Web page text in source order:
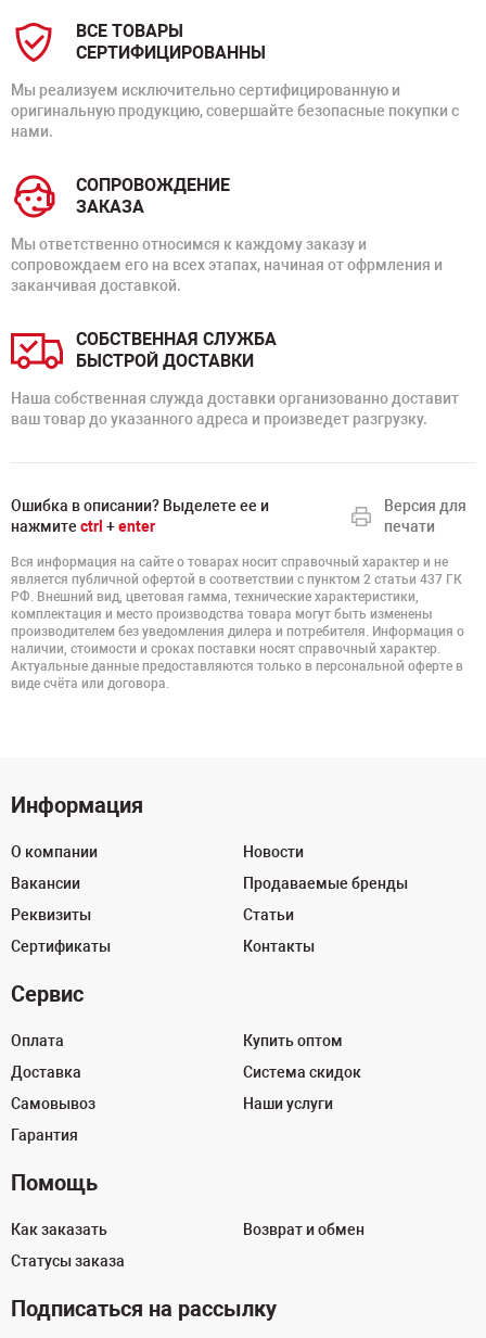
ВСЕ ТОВАРЫ
СЕРТИФИЦИРОВАННЫ
Мы реализуем исключительно сертифицированную и
оригинальную продукцию, совершайте безопасные покупки с
нами.
СОПРОВОЖДЕНИЕ
ЗАКАЗА
Мы ответственно относимся к каждому заказу и
сопровождаем его на всех этапах, начиная от офрмления и
заканчивая доставкой.
СОБСТВЕННАЯ СЛУЖБА
БЫСТРОЙ ДОСТАВКИ
Наша собственная служда доставки организованно доставит
ваш товар до указанного адреса и произведет разгрузку.
Ошибка в описании? Выделете ее и
нажмите ctrl +enter
Версия для
печати
Вся информация на сайте о товарах носит справочный характер и не
является публичной офертой в соответствии с пунктом 2 статьи 437 ГК
РФ. Внешний вид, цветовая гамма, технические характеристики,
комплектация и место производства товара могут быть изменены
производителем без уведомления дилера и потребителя. Информация о
наличии, стоимости и сроках поставки носят справочный характер.
Актуальные данные предоставляются только в персональной оферте в
виде счёта или договора.
Информация
О компании
Вакансии
Реквизиты
Сертификаты
Новости
Продаваемые бренды
Статьи
Контакты
Сервис
Оплата
Доставка
Самовывоз
Гарантия
Купить оптом
Система скидок
Наши услуги
Помощь
Как заказать
Статусы заказа
Возврат и обмен
Подписаться на рассылку